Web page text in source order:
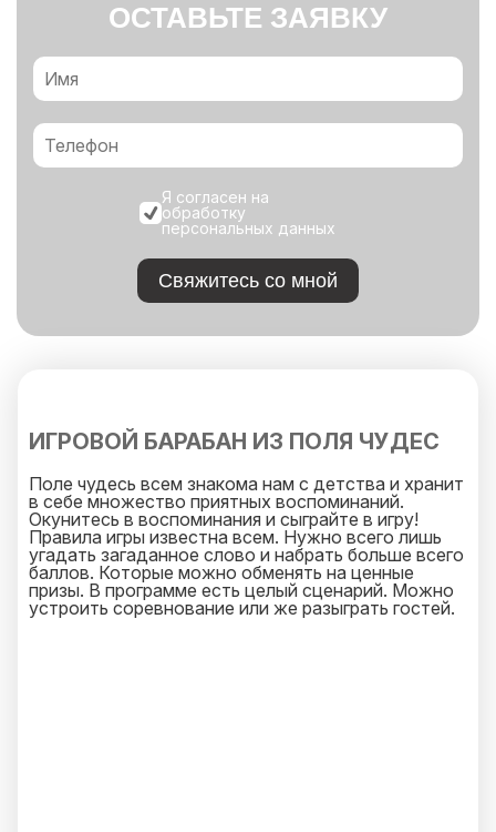
ОСТАВЬТЕ ЗАЯВКУ
Я согласен на
обработку
персональных данных
Свяжитесь со мной
ИГРОВОЙ БАРАБАН ИЗ ПОЛЯ ЧУДЕС
Поле чудесь всем знакома нам с детства и хранит
в себе множество приятных воспоминаний.
Окунитесь в воспоминания и сыграйте в игру!
Правила игры известна всем. Нужно всего лишь
угадать загаданное слово и набрать больше всего
баллов. Которые можно обменять на ценные
призы. В программе есть целый сценарий. Можно
устроить соревнование или же разыграть гостей.